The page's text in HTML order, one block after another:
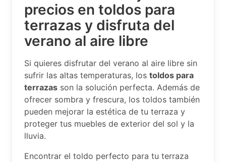
precios en toldos para
terrazas y disfruta del
verano al aire libre
Si quieres disfrutar del verano al aire libre sin
sufrir las altas temperaturas, los toldos para
terrazas son la solución perfecta. Además de
ofrecer sombra y frescura, los toldos también
pueden mejorar la estética de tu terraza y
proteger tus muebles de exterior del sol y la
lluvia.
Encontrar el toldo perfecto para tu terraza